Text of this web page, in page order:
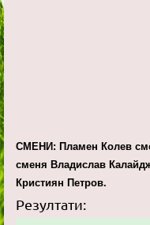
СМЕНИ: Пламен Колев
сменя Владислав
Кристиян Петров.
Резултати: